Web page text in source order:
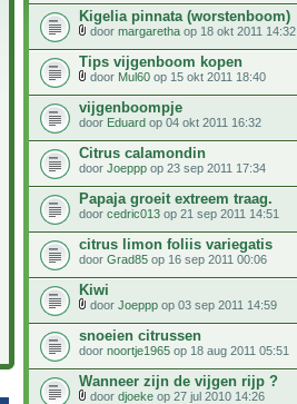
Kigelia pinnata (worstenboom)
door margaretha op 18 okt 2011 14:32
Tips vijgenboom kopen
door Mul60 op 15 okt 2011 18:40
vijgenboompje
door Eduard op 04 okt 2011 16:32
Citrus calamondin
door Joeppp op 23 sep 2011 17:34
Papaja groeit extreem traag.
door cedric013 op 21 sep 2011 14:51
citrus limon foliis variegatis
door Grad85 op 16 sep 2011 00:06
Kiwi
door Joeppp op 03 sep 2011 14:59
snoeien citrussen
door noortje1965 op 18 aug 2011 05:51
Wanneer zijn de vijgen rijp ?
door djoeke op 27 jul 2010 14:26